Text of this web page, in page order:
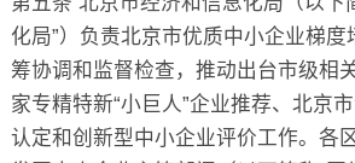
化局”）负责北京市优质中小企业梯度
筹协调和监督检查，推动出台市级相
家专精特新“小巨人”企业推荐、北京
认定和创新型中小企业评价工作。各